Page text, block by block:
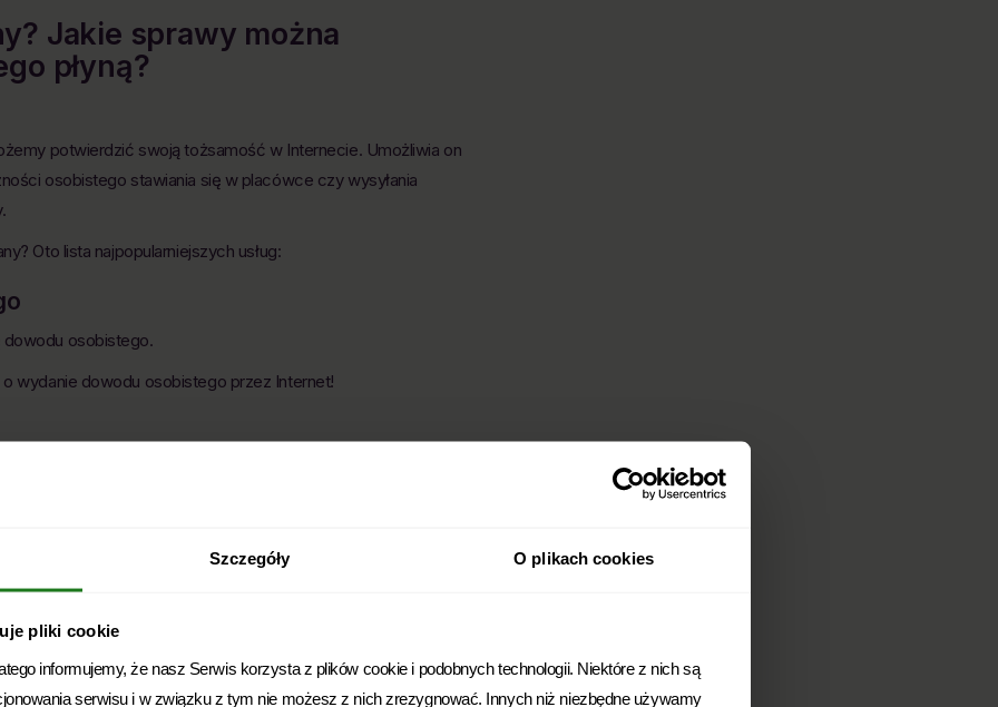
Szczegóły O plikach cookies
pliki cookie
informujemy, że nasz Serwis korzysta z plików cookie i podobnych technologii. Niektóre z nich są
serwisu i w związku z tym nie możesz z nich zrezygnować. Innych niż niezbędne używamy
Jakie sprawy można
płyną?
potwierdzić swoją tożsamość w Internecie. Umożliwia on
osobistego stawiania się w placówce czy wysyłania
Oto lista najpopularniejszych usług:
dowodu osobistego.
o wydanie dowodu osobistego przez Internet!
odpisów aktów stanu cywilnego - aktu urodzenia,
dokonać zmian w aktach stanu cywilnego.
udawania się do urzędu osobiście.
zapisanych leków, skierowań do specjalisty, zwolnień